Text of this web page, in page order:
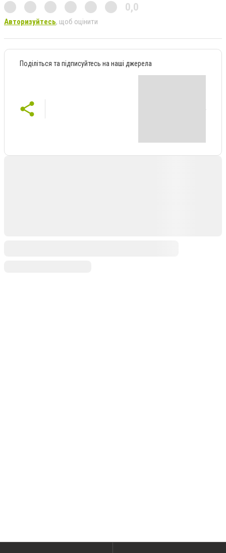
0,0
Авторизуйтесь, щоб оцінити
Поділіться та підписуйтесь на наші джерела